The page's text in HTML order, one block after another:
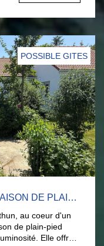
sol complet, d'un
sont à
POSSIBLE GITES
CAMPAGNE BOULONNAISE MAISON DE PLAIN-PIED + GÎTE
au coeur d'un
de plain-pied
Elle offre